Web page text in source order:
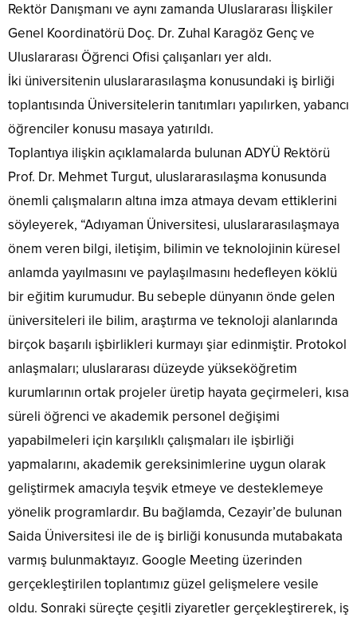
Rektör Danışmanı ve aynı zamanda Uluslararası İlişkiler
Genel Koordinatörü Doç. Dr. Zuhal Karagöz Genç ve
Uluslararası Öğrenci Ofisi çalışanları yer aldı.
İki üniversitenin uluslararasılaşma konusundaki iş birliği
toplantısında Üniversitelerin tanıtımları yapılırken, yabancı
öğrenciler konusu masaya yatırıldı.
Toplantıya ilişkin açıklamalarda bulunan ADYÜ Rektörü
Prof. Dr. Mehmet Turgut, uluslararasılaşma konusunda
önemli çalışmaların altına imza atmaya devam ettiklerini
söyleyerek, “Adıyaman Üniversitesi, uluslararasılaşmaya
önem veren bilgi, iletişim, bilimin ve teknolojinin küresel
anlamda yayılmasını ve paylaşılmasını hedefleyen köklü
bir eğitim kurumudur. Bu sebeple dünyanın önde gelen
üniversiteleri ile bilim, araştırma ve teknoloji alanlarında
birçok başarılı işbirlikleri kurmayı şiar edinmiştir. Protokol
anlaşmaları; uluslararası düzeyde yükseköğretim
kurumlarının ortak projeler üretip hayata geçirmeleri, kısa
süreli öğrenci ve akademik personel değişimi
yapabilmeleri için karşılıklı çalışmaları ile işbirliği
yapmalarını, akademik gereksinimlerine uygun olarak
geliştirmek amacıyla teşvik etmeye ve desteklemeye
yönelik programlardır. Bu bağlamda, Cezayir’de bulunan
Saida Üniversitesi ile de iş birliği konusunda mutabakata
varmış bulunmaktayız. Google Meeting üzerinden
gerçekleştirilen toplantımız güzel gelişmelere vesile
oldu. Sonraki süreçte çeşitli ziyaretler gerçekleştirerek, iş